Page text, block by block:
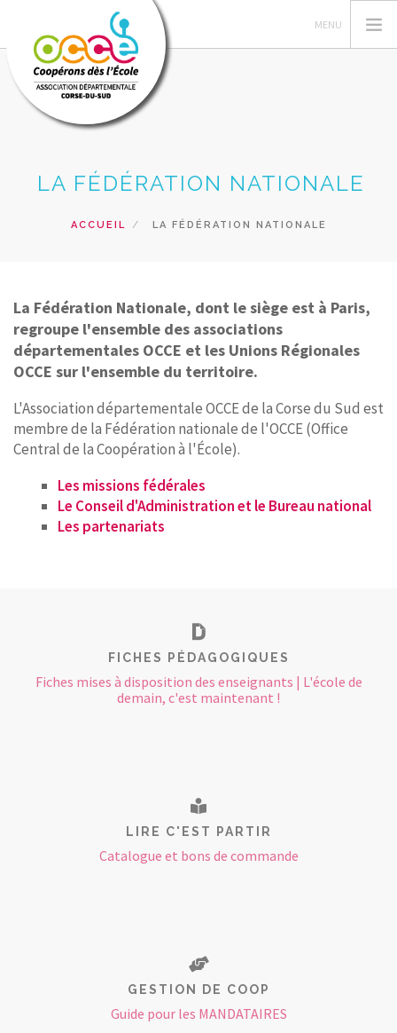
ACTIONS PEDAGOGIQUES
PRETS ET SERVICES
RECHERCHER
CONTACT
LA FÉDÉRATION NATIONALE
ACCUEIL LA FÉDÉRATION NATIONALE
La Fédération Nationale, dont le siège est à Paris,
regroupe l'ensemble des associations
départementales OCCE et les Unions Régionales
OCCE sur l'ensemble du territoire.
L'Association départementale OCCE de la Corse du Sud est
membre de la Fédération nationale de l'OCCE (Office
Central de la Coopération à l'École).
Les missions fédérales
Le Conseil d'Administration et le Bureau national
Les partenariats
FICHES PÉDAGOGIQUES
Fiches mises à disposition des enseignants | L'école de
demain, c'est maintenant !
LIRE C'EST PARTIR
Catalogue et bons de commande
GESTION DE COOP
Guide pour les MANDATAIRES